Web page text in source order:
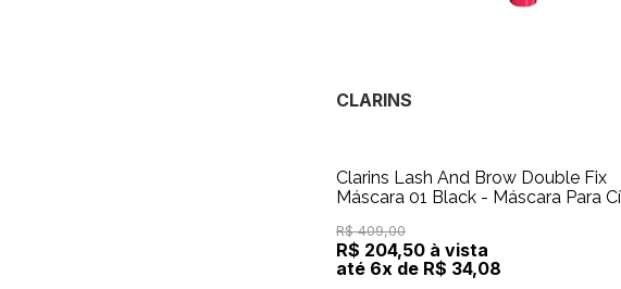
CLARINS
Clarins Lash And Brow Double Fix
Máscara 01 Black - Máscara Para Cílios
R$ 409,00
R$ 204,50 à vista
até 6x de R$ 34,08